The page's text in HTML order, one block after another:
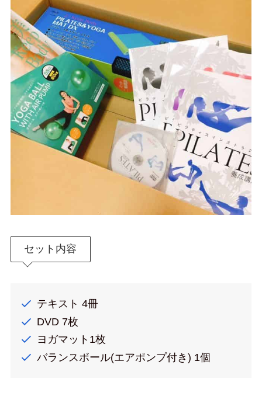
セット内容
テキスト 4冊
DVD 7枚
ヨガマット1枚
バランスボール(エアポンプ付き) 1個